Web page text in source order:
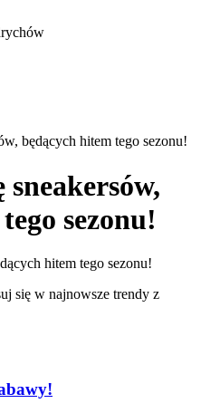
będących hitem tego sezonu!
sezonu!
się w najnowsze trendy z